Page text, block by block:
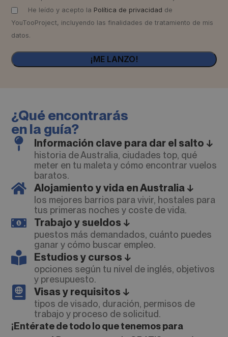
He leído y acepto la Política de privacidad de
YouTooProject, incluyendo las finalidades de tratamiento de mis
datos.
¿Qué encontrarás
en la guía?
Información clave para dar el salto ↓
historia de Australia, ciudades top, qué
meter en tu maleta y cómo encontrar vuelos
baratos.
Alojamiento y vida en Australia ↓
los mejores barrios para vivir, hostales para
tus primeras noches y coste de vida.
Trabajo y sueldos ↓
puestos más demandados, cuánto puedes
ganar y cómo buscar empleo.
Estudios y cursos ↓
opciones según tu nivel de inglés, objetivos
y presupuesto.
Visas y requisitos ↓
tipos de visado, duración, permisos de
trabajo y proceso de solicitud.
¡Entérate de todo lo que tenemos para